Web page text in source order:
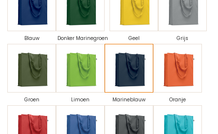
Blauw Donker Marinegroen Geel Grijs
Groen Limoen Marineblauw Oranje